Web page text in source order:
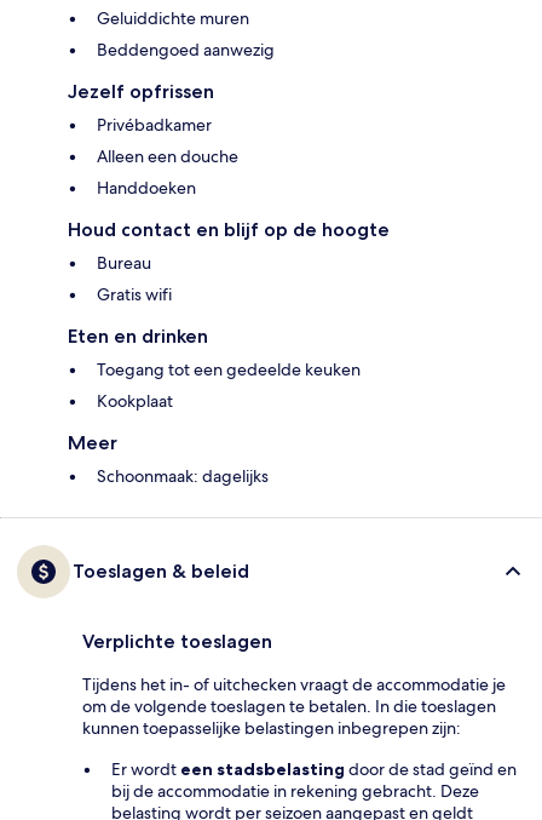
Geluiddichte muren
Beddengoed aanwezig
Jezelf opfrissen
Privébadkamer
Alleen een douche
Handdoeken
Houd contact en blijf op de hoogte
Bureau
Gratis wifi
Eten en drinken
Toegang tot een gedeelde keuken
Kookplaat
Meer
Schoonmaak: dagelijks
Toeslagen & beleid
Verplichte toeslagen
Tijdens het in- of uitchecken vraagt de accommodatie je
om de volgende toeslagen te betalen. In die toeslagen
kunnen toepasselijke belastingen inbegrepen zijn:
Er wordt een stadsbelasting door de stad geïnd en
bij de accommodatie in rekening gebracht. Deze
belasting wordt per seizoen aangepast en geldt